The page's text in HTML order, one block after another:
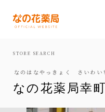
STORE SEARCH
なのはなやっきょく さいわい
なの花薬局幸